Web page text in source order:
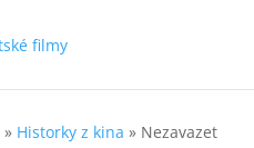
» Historky z kina » Nezavazet